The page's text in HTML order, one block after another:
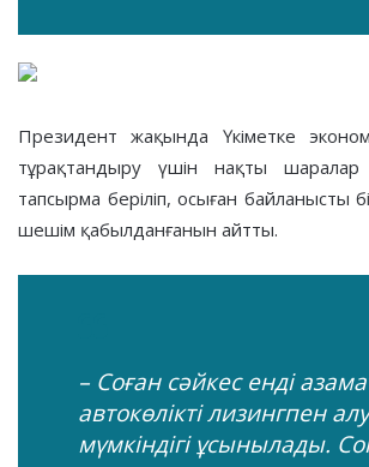
Президент жақында Үкіметке
тұрақтандыру үшін нақты шаралар
тапсырма беріліп, осыған байланысты
шешім қабылданғанын айтты.
– Соған сәйкес енді
автокөлікті лизингпен алу
мүмкіндігі ұсынылады.